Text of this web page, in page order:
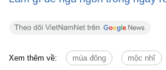
Táo đen
chứa nhiều vitamin C,
dụng bổ huyết dưỡng khí, làm
(Theo Zing)